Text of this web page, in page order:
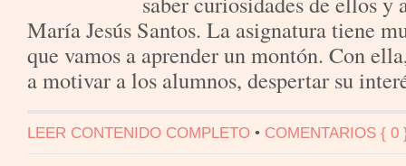
María Jesús Santos. La asignatura tiene
que vamos a aprender un montón. Con
a motivar a los alumnos, despertar su
LEER CONTENIDO COMPLETO • COMENTARIOS { 0